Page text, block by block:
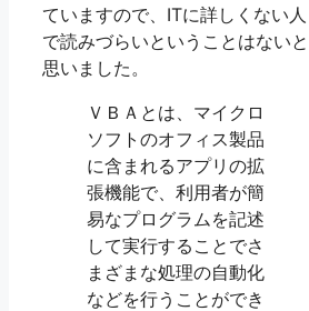
ていますので、ITに詳しくない人
で読みづらいということはないと
思いました。
ＶＢＡとは、マイクロ
ソフトのオフィス製品
に含まれるアプリの拡
張機能で、利用者が簡
易なプログラムを記述
して実行することでさ
まざまな処理の自動化
などを行うことができ